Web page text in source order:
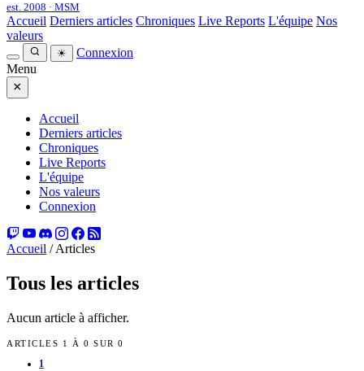
est. 2008 · MSM
Accueil Derniers articles Chroniques Live Reports L'équipe Nos
valeurs
☀
Connexion
Menu
×
Accueil
Derniers articles
Chroniques
Live Reports
L'équipe
Nos valeurs
Connexion
Accueil / Articles
Tous les articles
Aucun article à afficher.
ARTICLES 1 À 0 SUR 0
1